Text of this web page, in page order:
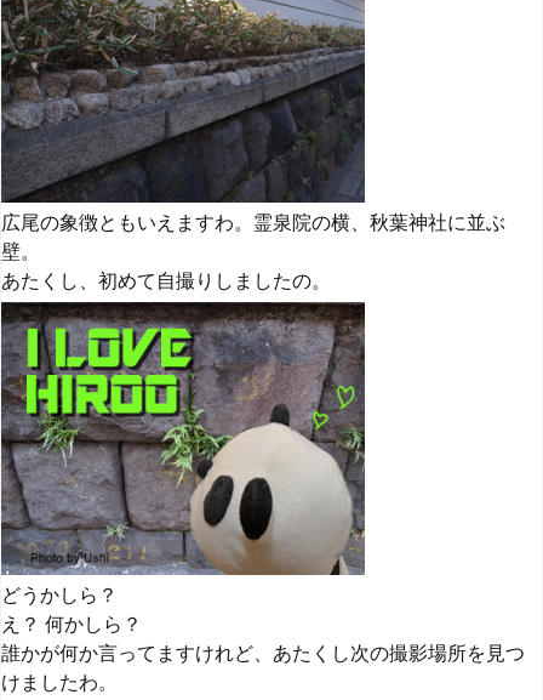
広尾の象徴ともいえますわ。霊泉院の横、秋葉神社に並ぶ
壁。
あたくし、初めて自撮りしましたの。
どうかしら？
え？ 何かしら？
誰かが何か言ってますけれど、あたくし次の撮影場所を見つ
けましたわ。